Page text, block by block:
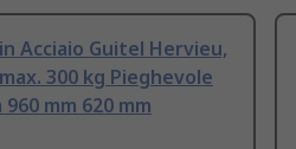
Acciaio Guitel Hervieu,
300 kg Pieghevole
960 mm 620 mm